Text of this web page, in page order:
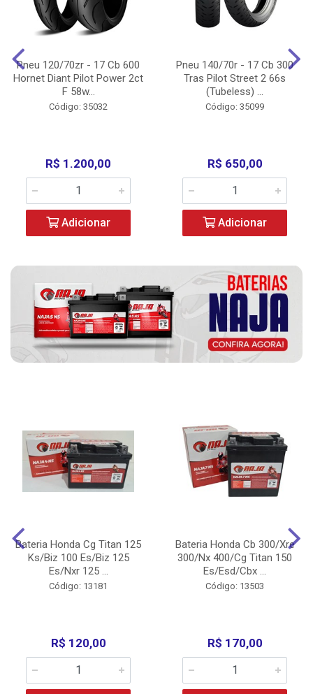
Pneu 120/70zr - 17 Cb 600
Hornet Diant Pilot Power 2ct
F 58w...
Código: 35032
R$ 1.200,00
Adicionar
Pneu 140/70r - 17 Cb 300
Tras Pilot Street 2 66s
(Tubeless) ...
Código: 35099
R$ 650,00
Adicionar
Bateria Honda Cg Titan 125
Ks/Biz 100 Es/Biz 125
Es/Nxr 125 ...
Código: 13181
R$ 120,00
Bateria Honda Cb 300/Xre
300/Nx 400/Cg Titan 150
Es/Esd/Cbx ...
Código: 13503
R$ 170,00